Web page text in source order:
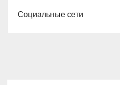
Социальные сети